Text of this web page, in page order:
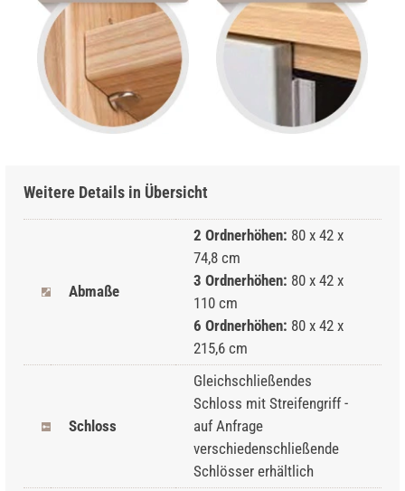
Weitere Details in Übersicht
Abmaße
2 Ordnerhöhen: 80 x 42 x
74,8 cm
3 Ordnerhöhen: 80 x 42 x
110 cm
6 Ordnerhöhen: 80 x 42 x
215,6 cm
Schloss
Gleichschließendes
Schloss mit Streifengriff -
auf Anfrage
verschiedenschließende
Schlösser erhältlich